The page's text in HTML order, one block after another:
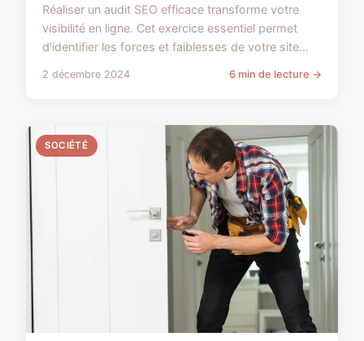
Réaliser un audit SEO efficace transforme votre
visibilité en ligne. Cet exercice essentiel permet
d'identifier les forces et faiblesses de votre site...
2 décembre 2024 6 min de lecture →
SOCIÉTÉ